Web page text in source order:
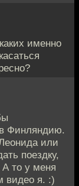
именно
Финляндию.
или
поездку,
то у меня
видео я. :)